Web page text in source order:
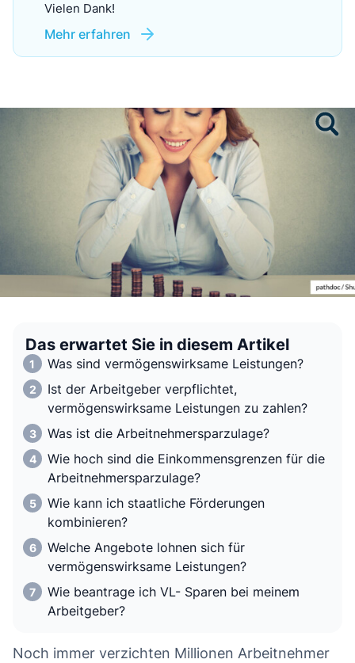
Vielen Dank!
Mehr erfahren
Das erwartet Sie in diesem Artikel
Was sind vermögenswirksame Leistungen?
Ist der Arbeitgeber verpflichtet,
vermögenswirksame Leistungen zu zahlen?
Was ist die Arbeitnehmersparzulage?
Wie hoch sind die Einkommensgrenzen für die
Arbeitnehmersparzulage?
Wie kann ich staatliche Förderungen
kombinieren?
Welche Angebote lohnen sich für
vermögenswirksame Leistungen?
Wie beantrage ich VL- Sparen bei meinem
Arbeitgeber?
Noch immer verzichten Millionen Arbeitnehmer